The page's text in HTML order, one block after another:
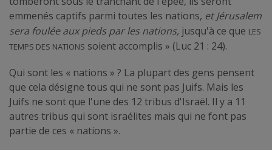
emmenés captifs parmi toutes les nations, et Jérusalem
sera foulée aux pieds par les nations, jusqu'à ce que les
temps des nations soient accomplis » (Luc 21 : 24).
Qui sont les « nations » ? La plupart des gens pensent
que cela désigne tous qui ne sont pas Juifs. Mais les
Juifs ne sont que l'une des 12 tribus d'Israël. Il y a 11
autres tribus qui sont israélites mais qui ne font pas
partie de ces « nations ».